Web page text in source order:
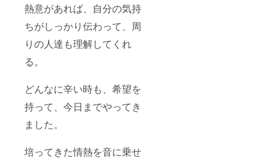
熱意があれば、自分の気持
ちがしっかり伝わって、周
りの人達も理解してくれ
る。
どんなに辛い時も、希望を
持って、今日までやってき
ました。
培ってきた情熱を音に乗せ